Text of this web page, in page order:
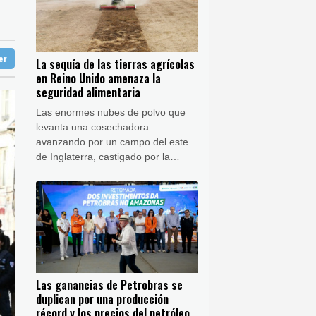
32 °C
Buenos Aires
6 °C
13 °C
misilística china
del Mundial de 2030
ley a favor de la propiedad privada
La sequía de las tierras agrícolas
en Reino Unido amenaza la
seguridad alimentaria
Las enormes nubes de polvo que
levanta una cosechadora
avanzando por un campo del este
de Inglaterra, castigado por la
John Pawsey tanto por su futuro
como agricultor como por la
seguridad alimentaria del país.
Las ganancias de Petrobras se
duplican por una producción